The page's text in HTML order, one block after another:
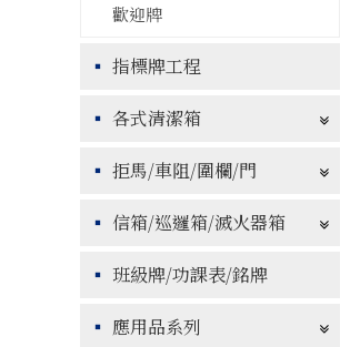
歡迎牌
指標牌工程
各式清潔箱
拒馬/車阻/圍欄/門
信箱/巡邏箱/滅火器箱
班級牌/功課表/銘牌
應用品系列